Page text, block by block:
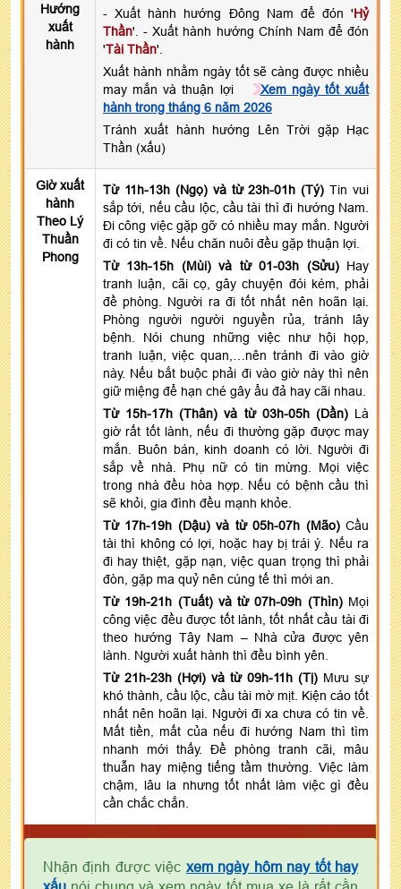
Hướng
xuất
hành
- Xuất hành hướng Đông Nam để đón 'Hỷ
Thần'. - Xuất hành hướng Chính Nam để đón
'Tài Thần'.
Xuất hành nhằm ngày tốt sẽ càng được nhiều
may mắn và thuận lợi
Xem ngày tốt xuất
hành trong tháng 6 năm 2026
Tránh xuất hành hướng Lên Trời gặp Hạc
Thần (xấu)
Giờ xuất
hành
Theo Lý
Thuần
Phong
Từ 11h-13h (Ngọ) và từ 23h-01h (Tý) Tin vui
sắp tới, nếu cầu lộc, cầu tài thì đi hướng Nam.
Đi công việc gặp gỡ có nhiều may mắn. Người
đi có tin về. Nếu chăn nuôi đều gặp thuận lợi.
Từ 13h-15h (Mùi) và từ 01-03h (Sửu) Hay
tranh luận, cãi cọ, gây chuyện đói kém, phải
đề phòng. Người ra đi tốt nhất nên hoãn lại.
Phòng người người nguyền rủa, tránh lây
bệnh. Nói chung những việc như hội họp,
tranh luận, việc quan,…nên tránh đi vào giờ
này. Nếu bắt buộc phải đi vào giờ này thì nên
giữ miệng để hạn ché gây ẩu đả hay cãi nhau.
Từ 15h-17h (Thân) và từ 03h-05h (Dần) Là
giờ rất tốt lành, nếu đi thường gặp được may
mắn. Buôn bán, kinh doanh có lời. Người đi
sắp về nhà. Phụ nữ có tin mừng. Mọi việc
trong nhà đều hòa hợp. Nếu có bệnh cầu thì
sẽ khỏi, gia đình đều mạnh khỏe.
Từ 17h-19h (Dậu) và từ 05h-07h (Mão) Cầu
tài thì không có lợi, hoặc hay bị trái ý. Nếu ra
đi hay thiệt, gặp nạn, việc quan trọng thì phải
đòn, gặp ma quỷ nên cúng tế thì mới an.
Từ 19h-21h (Tuất) và từ 07h-09h (Thìn) Mọi
công việc đều được tốt lành, tốt nhất cầu tài đi
theo hướng Tây Nam – Nhà cửa được yên
lành. Người xuất hành thì đều bình yên.
Từ 21h-23h (Hợi) và từ 09h-11h (Tị) Mưu sự
khó thành, cầu lộc, cầu tài mờ mịt. Kiện cáo tốt
nhất nên hoãn lại. Người đi xa chưa có tin về.
Mất tiền, mất của nếu đi hướng Nam thì tìm
nhanh mới thấy. Đề phòng tranh cãi, mâu
thuẫn hay miệng tiếng tầm thường. Việc làm
chậm, lâu la nhưng tốt nhất làm việc gì đều
cần chắc chắn.
Nhận định được việc xem ngày hôm nay tốt hay